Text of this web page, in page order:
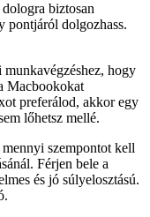
biztosan
pontjáról dolgozhass.
hogy
Macbookokat
preferálod, akkor egy
lőhetsz mellé.
szempontot kell
Férjen bele a
és jó súlyelosztású.